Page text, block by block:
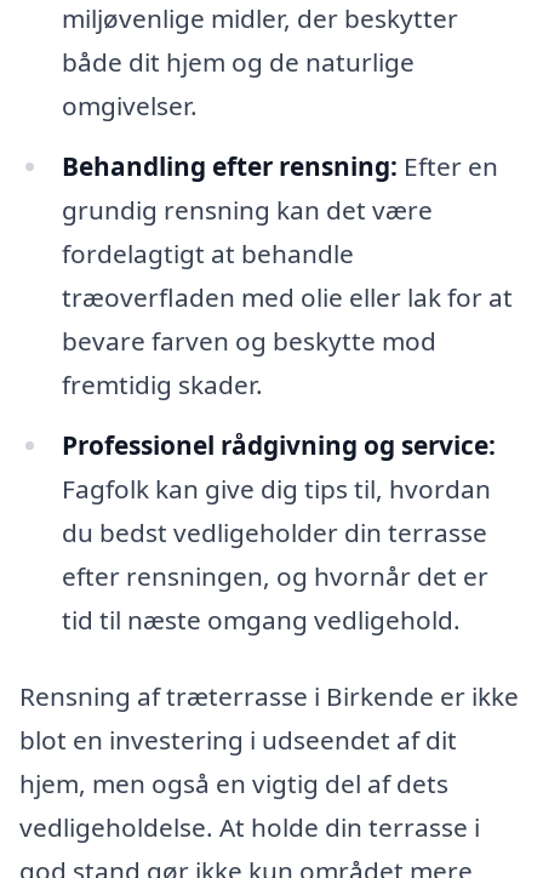
miljøvenlige midler, der beskytter
både dit hjem og de naturlige
omgivelser.
Behandling efter rensning: Efter en
grundig rensning kan det være
fordelagtigt at behandle
træoverfladen med olie eller lak for at
bevare farven og beskytte mod
fremtidig skader.
Professionel rådgivning og service:
Fagfolk kan give dig tips til, hvordan
du bedst vedligeholder din terrasse
efter rensningen, og hvornår det er
tid til næste omgang vedligehold.
Rensning af træterrasse i Birkende er ikke
blot en investering i udseendet af dit
hjem, men også en vigtig del af dets
vedligeholdelse. At holde din terrasse i
god stand gør ikke kun området mere